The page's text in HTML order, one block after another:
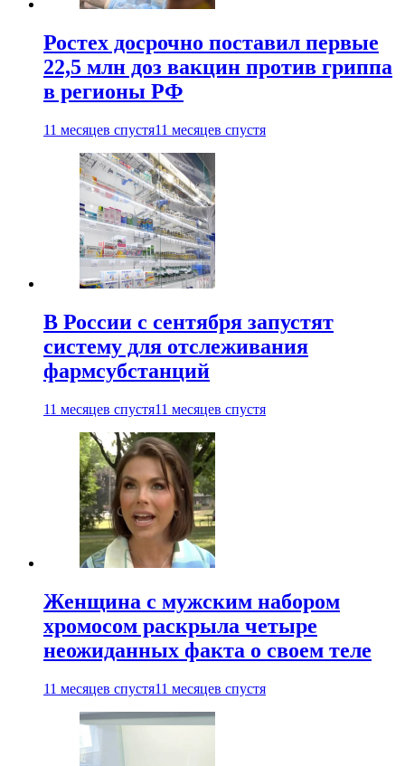
Ростех досрочно поставил первые
22,5 млн доз вакцин против гриппа
в регионы РФ
11 месяцев спустя11 месяцев спустя
В России с сентября запустят
систему для отслеживания
фармсубстанций
11 месяцев спустя11 месяцев спустя
Женщина с мужским набором
хромосом раскрыла четыре
неожиданных факта о своем теле
11 месяцев спустя11 месяцев спустя